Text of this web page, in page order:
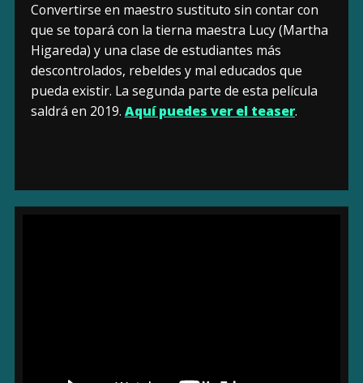
Convertirse en maestro sustituto sin contar con
que se topará con la tierna maestra Lucy (Martha
Higareda) y una clase de estudiantes más
descontrolados, rebeldes y mal educados que
pueda existir. La segunda parte de esta película
saldrá en 2019. Aquí puedes ver el teaser.